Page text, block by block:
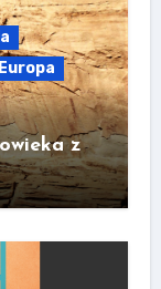
Europa
z